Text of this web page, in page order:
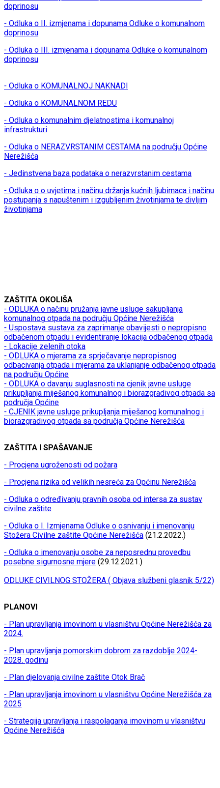
doprinosu
- Odluka o II. izmjenama i dopunama Odluke o komunalnom
doprinosu
- Odluka o III. izmjenama i dopunama Odluke o komunalnom
doprinosu
- Odluka o KOMUNALNOJ NAKNADI
- Odluka o KOMUNALNOM REDU
- Odluka o komunalnim djelatnostima i komunalnoj
infrastrukturi
- Odluka o NERAZVRSTANIM CESTAMA na području Općine
Nerežišća
- Jedinstvena baza podataka o nerazvrstanim cestama
- Odluka o o uvjetima i načinu držanja kućnih ljubimaca i načinu
postupanja s napuštenim i izgubljenim životinjama te divljim
životinjama
ZAŠTITA OKOLIŠA
- ODLUKA o načinu pružanja javne usluge sakupljanja
komunalnog otpada na području Općine Nerežišća
- Uspostava sustava za zaprimanje obavijesti o nepropisno
odbačenom otpadu i evidentiranje lokacija odbačenog otpada
- Lokacije zelenih otoka
- ODLUKA o mjerama za sprječavanje nepropisnog
odbacivanja otpada i mjerama za uklanjanje odbačenog otpada
na području Općine
- ODLUKA o davanju suglasnosti na cjenik javne usluge
prikupljanja miješanog komunalnog i biorazgradivog otpada sa
područja Općine
- CJENIK javne usluge prikupljanja miješanog komunalnog i
biorazgradivog otpada sa područja Općine Nerežišća
ZAŠTITA I SPAŠAVANJE
- Procjena ugroženosti od požara
- Procjena rizika od velikih nesreća za Općinu Nerežišća
- Odluka o određivanju pravnih osoba od intersa za sustav
civilne zaštite
- Odluka o I. Izmjenama Odluke o osnivanju i imenovanju
Stožera Civilne zaštite Općine Nerežišća (21.2.2022.)
- Odluka o imenovanju osobe za neposrednu provedbu
posebne sigurnosne mjere (29.12.2021.)
ODLUKE CIVILNOG STOŽERA ( Objava službeni glasnik 5/22)
PLANOVI
- Plan upravljanja imovinom u vlasništvu Općine Nerežišća za
2024.
- Plan upravljanja pomorskim dobrom za razdoblje 2024-
2028. godinu
- Plan djelovanja civilne zaštite Otok Brač
- Plan upravljanja imovinom u vlasništvu Općine Nerežišća za
2025
- Strategija upravljanja i raspolaganja imovinom u vlasništvu
Općine Nerežišća